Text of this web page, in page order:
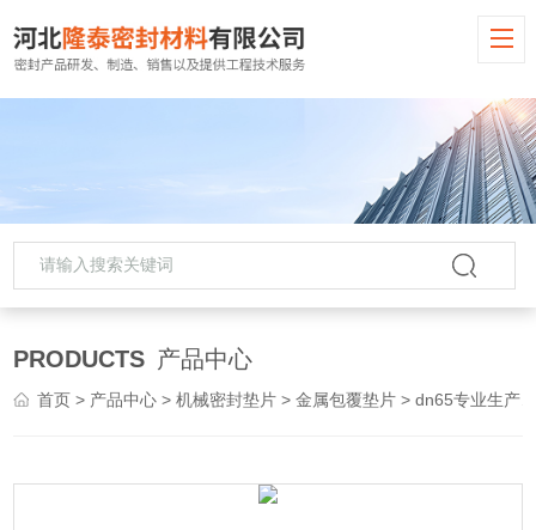
PRODUCTS 产品中心
首页 > 产品中心 >机械密封垫片 >金属包覆垫片 > dn65专业生产金属垫片 金属缠绕垫四氟包覆垫